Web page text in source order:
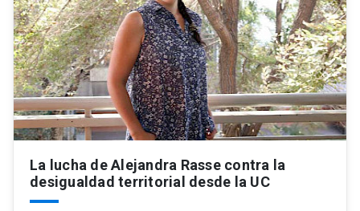
La lucha de Alejandra Rasse contra la
desigualdad territorial desde la UC